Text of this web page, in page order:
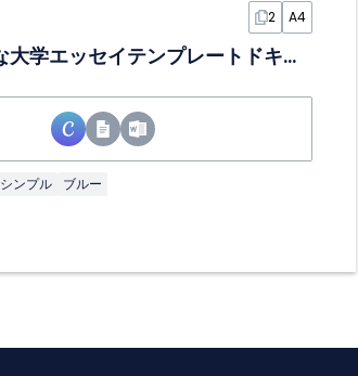
2 A4
ベーシックな大学エッセイテンプレートドキュメント
シンプル ブルー